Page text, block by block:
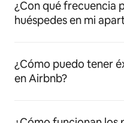
¿Con qué frecuencia
huéspedes en mi
¿Cómo puedo tener
en Airbnb?